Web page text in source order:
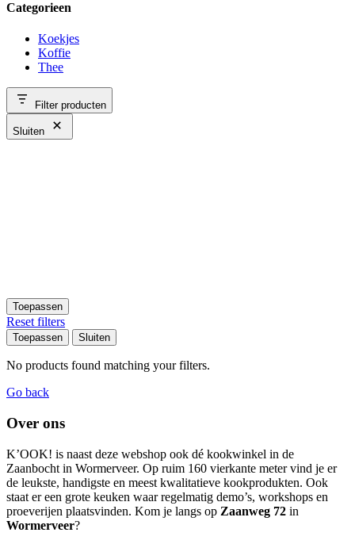
Categorieen
Koekjes
Koffie
Thee
Filter producten
Sluiten
Toepassen
Reset filters
Toepassen Sluiten
No products found matching your filters.
Go back
Over ons
K’OOK! is naast deze webshop ook dé kookwinkel in de
Zaanbocht in Wormerveer. Op ruim 160 vierkante meter vind je er
de leukste, handigste en meest kwalitatieve kookprodukten. Ook
staat er een grote keuken waar regelmatig demo’s, workshops en
proeverijen plaatsvinden. Kom je langs op Zaanweg 72 in
Wormerveer?